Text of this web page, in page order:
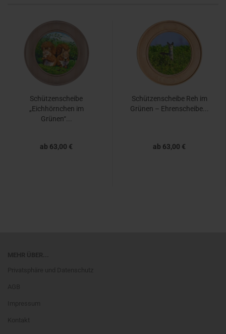
Schützenscheibe
„Eichhörnchen im
Grünen“...
ab 63,00 €
Schützenscheibe Reh im
Grünen – Ehrenscheibe...
ab 63,00 €